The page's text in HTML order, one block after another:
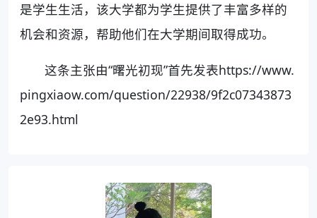
是学生生活，该大学都为学生提供了丰富多样的
机会和资源，帮助他们在大学期间取得成功。
这条主张由“曙光初现”首先发表https://www.
pingxiaow.com/question/22938/9f2c07343873
2e93.html